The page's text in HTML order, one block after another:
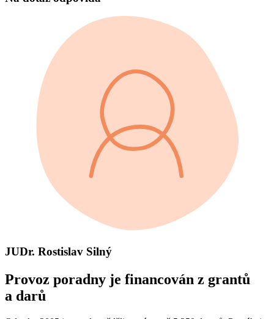
JUDr. Rostislav Silný
Provoz poradny je financován z grantů
a darů